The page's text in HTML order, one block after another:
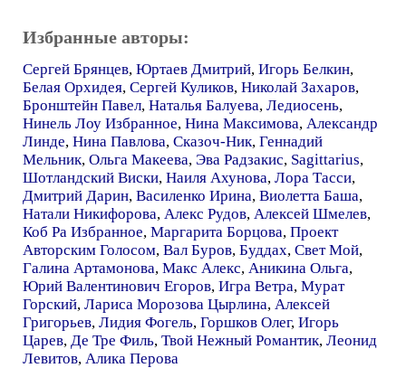
Избранные авторы:
Сергей Брянцев, Юртаев Дмитрий, Игорь Белкин,
Белая Орхидея, Сергей Куликов, Николай Захаров,
Бронштейн Павел, Наталья Балуева, Ледиосень,
Нинель Лоу Избранное, Нина Максимова, Александр
Линде, Нина Павлова, Сказоч-Ник, Геннадий
Мельник, Ольга Макеева, Эва Радзакис, Sagittarius,
Шотландский Виски, Наиля Ахунова, Лора Тасси,
Дмитрий Дарин, Василенко Ирина, Виолетта Баша,
Натали Никифорова, Алекс Рудов, Алексей Шмелев,
Коб Ра Избранное, Маргарита Борцова, Проект
Авторским Голосом, Вал Буров, Буддах, Свет Мой,
Галина Артамонова, Макс Алекс, Аникина Ольга,
Юрий Валентинович Егоров, Игра Ветра, Мурат
Горский, Лариса Морозова Цырлина, Алексей
Григорьев, Лидия Фогель, Горшков Олег, Игорь
Царев, Де Тре Филь, Твой Нежный Романтик, Леонид
Левитов, Алика Перова